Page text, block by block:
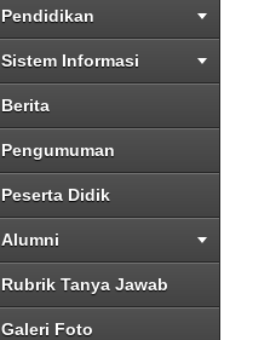
Pendidikan
Sistem Informasi
Berita
Pengumuman
Peserta Didik
Alumni
Rubrik Tanya Jawab
Galeri Foto